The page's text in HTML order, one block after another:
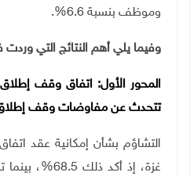
وموظف بنسبة 6.6%.
وفيما يلي أهم النتائج التي
المحور الأول: اتفاق وقف إطلاق
تتحدث عن مفاوضات وقف إطلاق
التشاؤم بشأن إمكانية عقد